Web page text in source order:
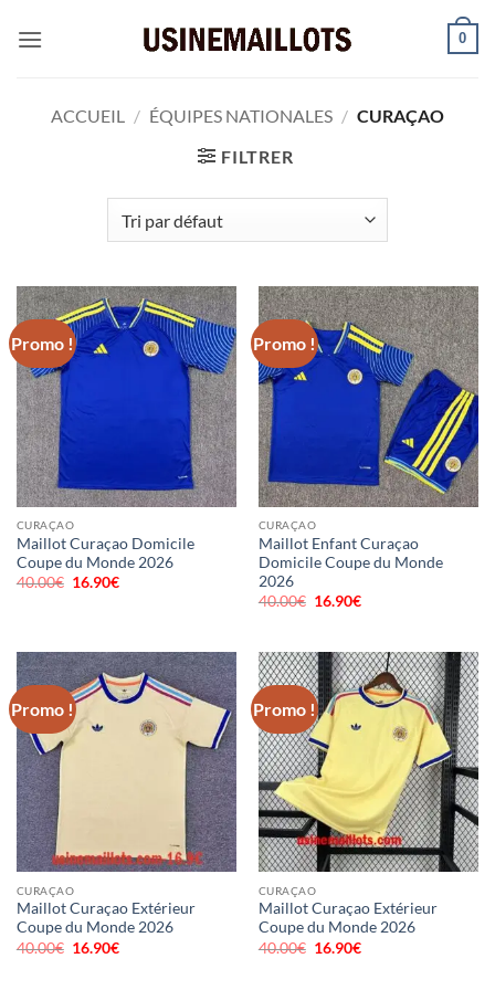
0
ACCUEIL / ÉQUIPES NATIONALES / CURAÇAO
FILTRER
Promo !
CURAÇAO
Maillot Curaçao Domicile
Coupe du Monde 2026
40.00€ Le
16.90€Le
Promo !
CURAÇAO
Maillot Enfant Curaçao
Domicile Coupe du Monde
2026
40.00€ Le
40.00€.
16.90€Le
16.90€.
Promo !
CURAÇAO
Maillot Curaçao Extérieur
Coupe du Monde 2026
40.00€ Le
16.90€Le
Promo !
CURAÇAO
Maillot Curaçao Extérieur
Coupe du Monde 2026
40.00€ Le
16.90€Le